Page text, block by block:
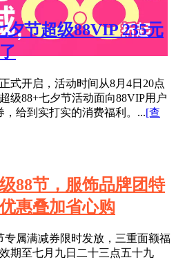
夕节超级88VIP 235元
式开启，活动时间从8月4日20点
级88+七夕节活动面向88VIP用户
，给到实打实的消费福利。...[查
88节，服饰品牌团特
惠叠加省心购
专属满减券限时发放，三重面额福
期至七月九日二十三点五十九